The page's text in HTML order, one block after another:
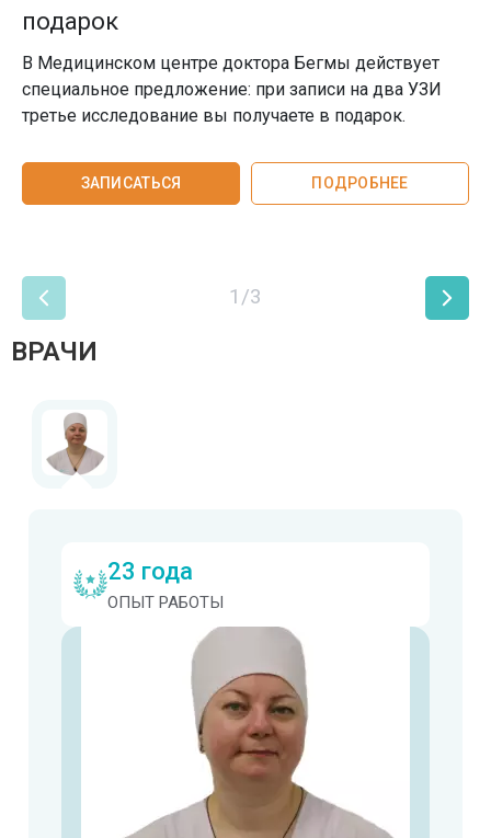
подарок
В Медицинском центре доктора Бегмы действует
специальное предложение: при записи на два УЗИ
третье исследование вы получаете в подарок.
ЗАПИСАТЬСЯ ПОДРОБНЕЕ
1/3
ВРАЧИ
23 года
ОПЫТ РАБОТЫ